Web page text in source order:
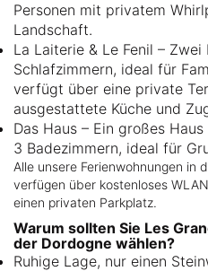
Personen mit privatem
Landschaft.
La Laiterie & Le Fenil –
Schlafzimmern, ideal für
verfügt über eine private
ausgestattete Küche und
Das Haus – Ein großes
3 Badezimmern, ideal für
Alle unsere Ferienwohnungen in
verfügen über kostenloses
einen privaten Parkplatz.
Warum sollten Sie Les
der Dordogne wählen?
Ruhige Lage, nur einen